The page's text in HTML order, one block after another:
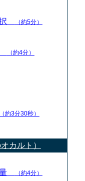
択 （約5分）
（約4分）
（約3分30秒）
カルト）
量 （約4分）